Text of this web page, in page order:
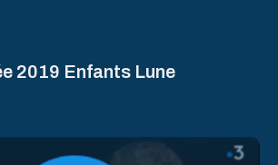
2019 Enfants Lune